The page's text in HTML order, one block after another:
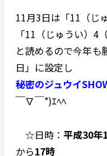
11月3日は「11（じ
「11（じゅうい）4
と読めるので今年も
日」に設定し
秘密のジュウイ
￣∇￣*)ｴﾍﾍ
☆日時： 平成30
から17時